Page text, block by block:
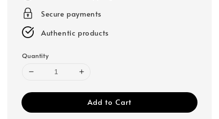
Secure payments
Authentic products
Quantity
Add to Cart